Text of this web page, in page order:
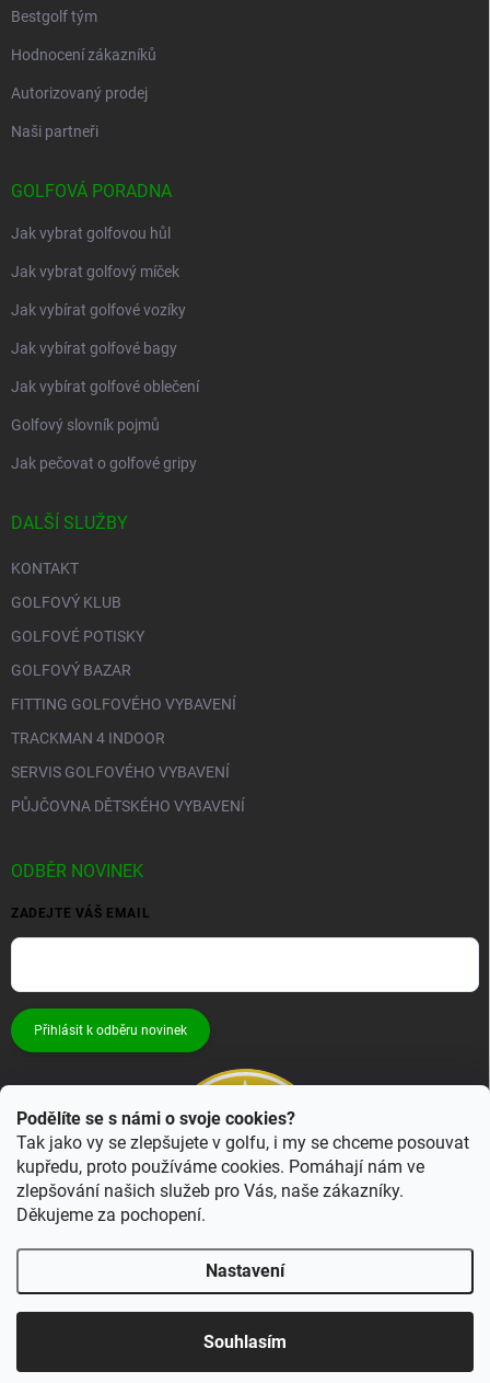
Podělíte se s námi o svoje cookies?
Tak jako vy se zlepšujete v golfu, i my se chceme posouvat
kupředu, proto používáme cookies. Pomáhají nám ve
zlepšování našich služeb pro Vás, naše zákazníky.
Děkujeme za pochopení.
Nastavení
Souhlasím
Bestgolf tým
Hodnocení zákazníků
Autorizovaný prodej
Naši partneři
GOLFOVÁ PORADNA
Jak vybrat golfovou hůl
Jak vybrat golfový míček
Jak vybírat golfové vozíky
Jak vybírat golfové bagy
Jak vybírat golfové oblečení
Golfový slovník pojmů
Jak pečovat o golfové gripy
DALŠÍ SLUŽBY
KONTAKT
GOLFOVÝ KLUB
GOLFOVÉ POTISKY
GOLFOVÝ BAZAR
FITTING GOLFOVÉHO VYBAVENÍ
TRACKMAN 4 INDOOR
SERVIS GOLFOVÉHO VYBAVENÍ
PŮJČOVNA DĚTSKÉHO VYBAVENÍ
ODBĚR NOVINEK
ZADEJTE VÁŠ EMAIL
Přihlásit k odběru novinek
Copyright 2026Bestgolf.cz. Všechna práva vyhrazena.Upravit nastavení
cookies